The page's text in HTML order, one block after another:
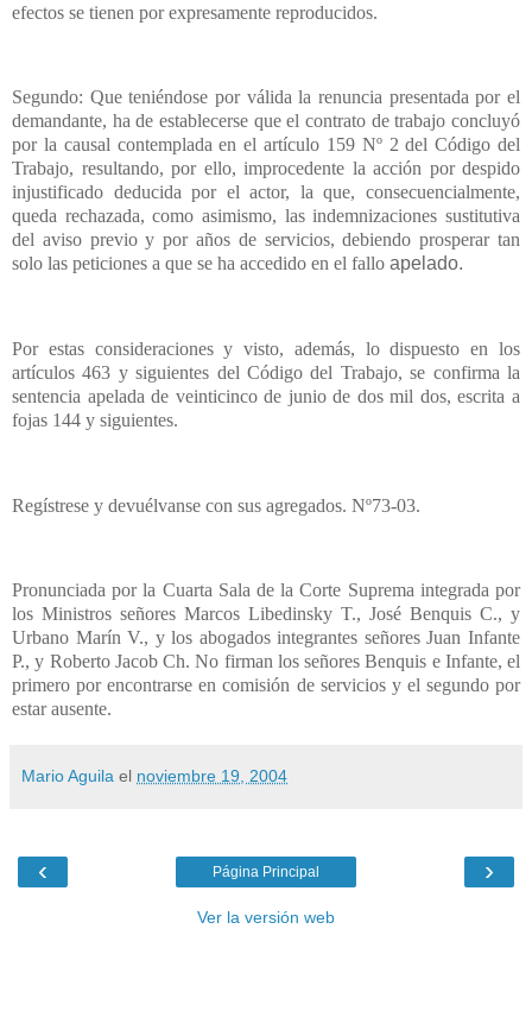
efectos se tienen por expresamente reproducidos.
Segundo: Que teniéndose por válida la renuncia presentada por el
demandante, ha de establecerse que el contrato de trabajo concluyó
por la causal contemplada en el artículo 159 Nº 2 del Código del
Trabajo, resultando, por ello, improcedente la acción por despido
injustificado deducida por el actor, la que, consecuencialmente,
queda rechazada, como asimismo, las indemnizaciones sustitutiva
del aviso previo y por años de servicios, debiendo prosperar tan
solo las peticiones a que se ha accedido en el fallo apelado.
Por estas consideraciones y visto, además, lo dispuesto en los
artículos 463 y siguientes del Código del Trabajo, se confirma la
sentencia apelada de veinticinco de junio de dos mil dos, escrita a
fojas 144 y siguientes.
Regístrese y devuélvanse con sus agregados. Nº73-03.
Pronunciada por la Cuarta Sala de la Corte Suprema integrada por
los Ministros señores Marcos Libedinsky T., José Benquis C., y
Urbano Marín V., y los abogados integrantes señores Juan Infante
P., y Roberto Jacob Ch. No firman los señores Benquis e Infante, el
primero por encontrarse en comisión de servicios y el segundo por
estar ausente.
Mario Aguila el noviembre 19, 2004
‹ ›
Página Principal
Ver la versión web